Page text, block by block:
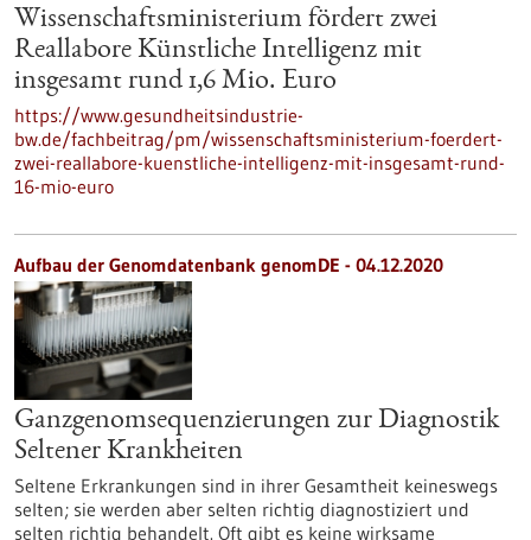
Wissenschaftsministerium fördert zwei
Reallabore Künstliche Intelligenz mit
insgesamt rund 1,6 Mio. Euro
https://www.gesundheitsindustrie-
bw.de/fachbeitrag/pm/wissenschaftsministerium-foerdert-
zwei-reallabore-kuenstliche-intelligenz-mit-insgesamt-rund-
16-mio-euro
Aufbau der Genomdatenbank genomDE - 04.12.2020
Ganzgenomsequenzierungen zur Diagnostik
Seltener Krankheiten
Seltene Erkrankungen sind in ihrer Gesamtheit keineswegs
selten; sie werden aber selten richtig diagnostiziert und
selten richtig behandelt. Oft gibt es keine wirksame